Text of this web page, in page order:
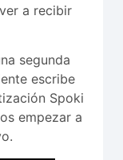
a recibir
segunda
escribe
Spoki
empezar a